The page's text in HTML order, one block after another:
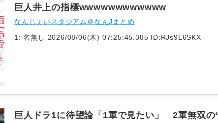
巨人井上の指標wwwwwwwwwwww
なんじぇいスタジアム＠なんJまとめ
1: 名無し 2026/08/06(木) 07:25:45.385 ID:RJs9L6SKX
巨人ドラ1に待望論「1軍で見たい」 2軍無双